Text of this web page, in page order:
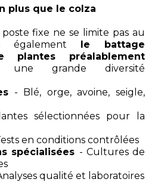
plus que le colza
fixe ne se limite pas au
également le battage
plantes préalablement
grande diversité
- Blé, orge, avoine, seigle,
sélectionnées pour la
en conditions contrôlées
spécialisées - Cultures de
qualité et laboratoires